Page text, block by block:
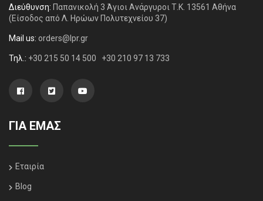
Διεύθυνση: Παπανικολή 3 Άγιοι Ανάργυροι Τ.Κ. 13561 Αθήνα
(Είσοδος από Λ. Ηρώων Πολυτεχνείου 37)
Mail us: orders@lpr.gr
Τηλ.: +30 215 50 14 500 +30 210 97 13 733
ΓΙΑ ΕΜΑΣ
Εταιρία
Blog